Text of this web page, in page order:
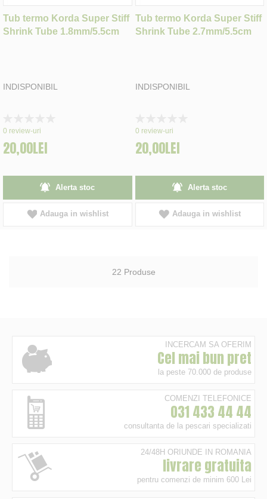
Tub termo Korda Super Stiff
Shrink Tube 1.8mm/5.5cm
INDISPONIBIL
0%
0 review-uri
20,00LEI
Alerta stoc
Adauga in wishlist
Tub termo Korda Super Stiff
Shrink Tube 2.7mm/5.5cm
INDISPONIBIL
0%
0 review-uri
20,00LEI
Alerta stoc
Adauga in wishlist
22 Produse
INCERCAM SA OFERIM
Cel mai bun pret
la peste 70.000 de produse
COMENZI TELEFONICE
031 433 44 44
consultanta de la pescari specializati
24/48H ORIUNDE IN ROMANIA
livrare gratuita
pentru comenzi de minim 600 Lei